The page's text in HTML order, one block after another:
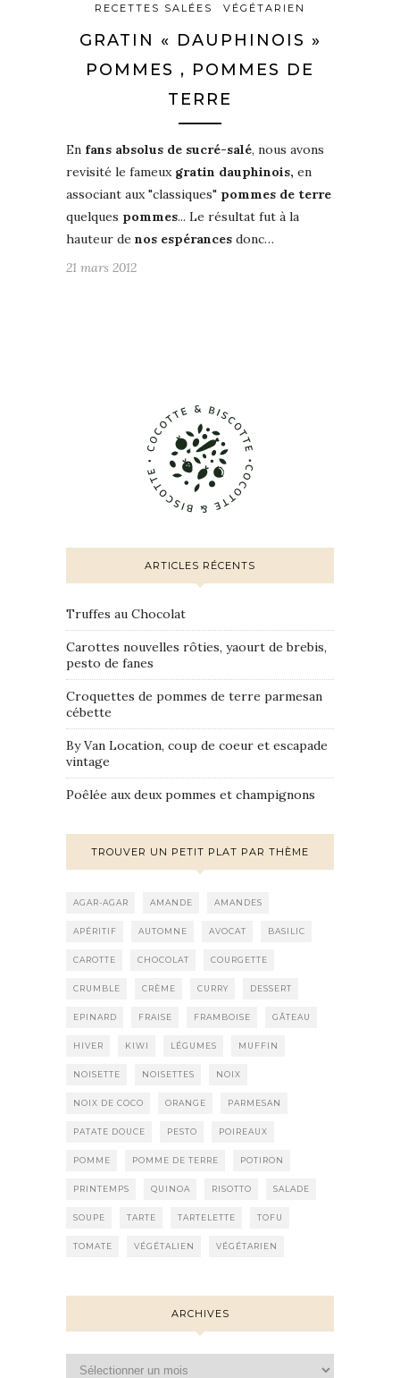
RECETTES SALÉES
VÉGÉTARIEN
GRATIN « DAUPHINOIS »
POMMES , POMMES DE
TERRE
En fans absolus de sucré-salé, nous avons
revisité le fameux gratin dauphinois, en
associant aux "classiques" pommes de terre
quelques pommes... Le résultat fut à la
hauteur de nos espérances donc…
21 mars 2012
ARTICLES RÉCENTS
Truffes au Chocolat
Carottes nouvelles rôties, yaourt de brebis,
pesto de fanes
Croquettes de pommes de terre parmesan
cébette
By Van Location, coup de coeur et escapade
vintage
Poêlée aux deux pommes et champignons
TROUVER UN PETIT PLAT PAR THÈME
AGAR-AGAR AMANDE AMANDES
APÉRITIF AUTOMNE AVOCAT BASILIC
CAROTTE CHOCOLAT COURGETTE
CRUMBLE CRÈME CURRY DESSERT
EPINARD FRAISE FRAMBOISE GÂTEAU
HIVER KIWI LÉGUMES MUFFIN
NOISETTE NOISETTES NOIX
NOIX DE COCO ORANGE PARMESAN
PATATE DOUCE PESTO POIREAUX
POMME POMME DE TERRE POTIRON
PRINTEMPS QUINOA RISOTTO SALADE
SOUPE TARTE TARTELETTE TOFU
TOMATE VÉGÉTALIEN VÉGÉTARIEN
ARCHIVES